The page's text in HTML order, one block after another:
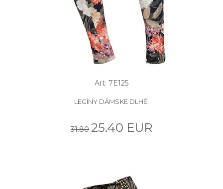
Art: 7E125
LEGÍNY DÁMSKE DLHÉ.
31.80 25.40 EUR